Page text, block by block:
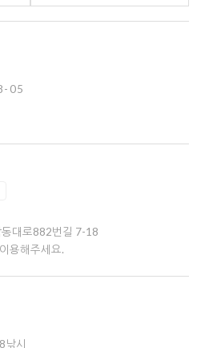
05
대로882번길 7-18
용해주세요.
낚시